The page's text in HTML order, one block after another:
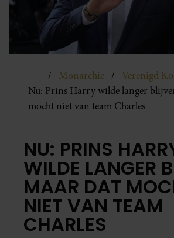
Monarchie
Verenigd
Nu: Prins Harry wilde langer
mocht niet van team Charles
NU: PRINS
WILDE LANGER
MAAR DAT
NIET VAN TEAM
CHARLES